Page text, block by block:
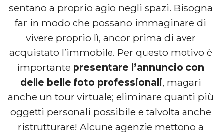
sentano a proprio agio negli spazi. Bisogna
far in modo che possano immaginare di
vivere proprio lì, ancor prima di aver
acquistato l’immobile. Per questo motivo è
importante presentare l’annuncio con
delle belle foto professionali, magari
anche un tour virtuale; eliminare quanti più
oggetti personali possibile e talvolta anche
ristrutturare! Alcune agenzie mettono a